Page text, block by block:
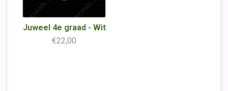
Juweel 4e graad - Wit
€22,00